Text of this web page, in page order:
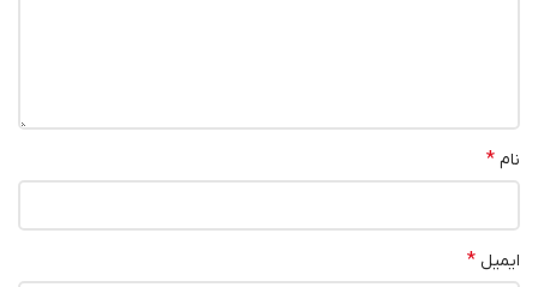
نام *
ایمیل *